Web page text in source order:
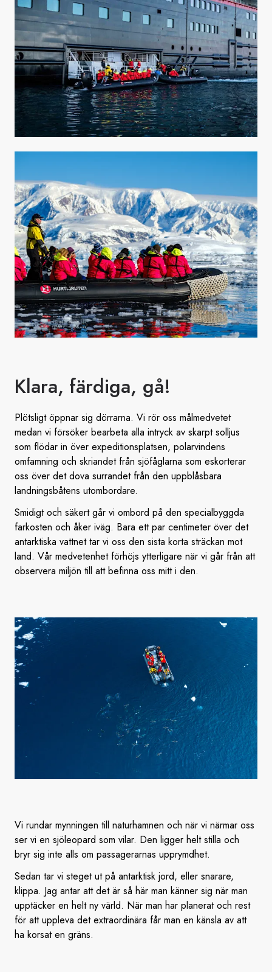
Klara, färdiga, gå!
Plötsligt öppnar sig dörrarna. Vi rör oss målmedvetet
medan vi försöker bearbeta alla intryck av skarpt solljus
som flödar in över expeditionsplatsen, polarvindens
omfamning och skriandet från sjöfåglarna som eskorterar
oss över det dova surrandet från den uppblåsbara
landningsbåtens utombordare.
Smidigt och säkert går vi ombord på den specialbyggda
farkosten och åker iväg. Bara ett par centimeter över det
antarktiska vattnet tar vi oss den sista korta sträckan mot
land. Vår medvetenhet förhöjs ytterligare när vi går från att
observera miljön till att befinna oss mitt i den.
Vi rundar mynningen till naturhamnen och när vi närmar oss
ser vi en sjöleopard som vilar. Den ligger helt stilla och
bryr sig inte alls om passagerarnas upprymdhet.
Sedan tar vi steget ut på antarktisk jord, eller snarare,
klippa. Jag antar att det är så här man känner sig när man
upptäcker en helt ny värld. När man har planerat och rest
för att uppleva det extraordinära får man en känsla av att
ha korsat en gräns.